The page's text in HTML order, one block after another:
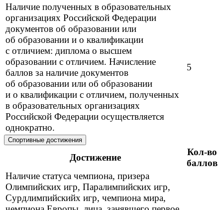
Наличие полученных в образовательных
организациях Российской Федерации
документов об образовании или
об образовании и о квалификации
с отличием: диплома о высшем
образовании с отличием. Начисление
баллов за наличие документов
об образовании или об образовании
и о квалификации с отличием, полученных
в образовательных организациях
Российской Федерации осуществляется
однократно.
5
Спортивные достижения
Достижение
Кол-во
баллов
Наличие статуса чемпиона, призера
Олимпийских игр, Паралимпийских игр,
Сурдлимпийскийх игр, чемпиона мира,